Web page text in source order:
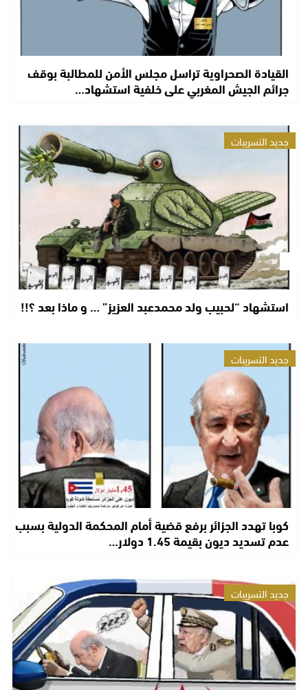
القيادة الصحراوية تراسل مجلس الأمن للمطالبة بوقف
جرائم الجيش المغربي على خلفية استشهاد…
جديد التسريبات
استشهاد “لحبيب ولد محمدعبد العزيز” … و ماذا بعد ؟!!
جديد التسريبات
كوبا تهدد الجزائر برفع قضية أمام المحكمة الدولية بسبب
عدم تسديد ديون بقيمة 1.45 دولار…
جديد التسريبات